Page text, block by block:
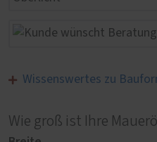
Wissenswertes zu
Wie groß ist Ihre